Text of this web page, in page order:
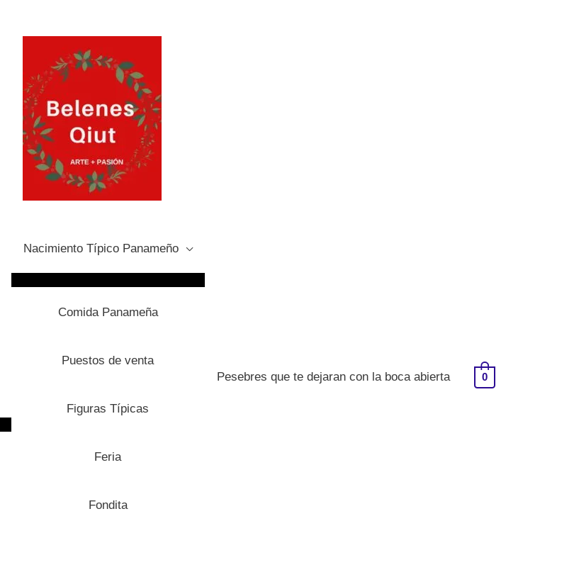
Nacimiento Típico Panameño
Comida Panameña
Puestos de venta
Figuras Típicas
Feria
Fondita
Pesebres que te dejaran con la boca abierta 0